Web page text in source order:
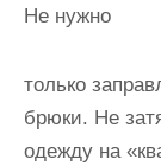
Не нужно
только
брюки. Не
одежду на